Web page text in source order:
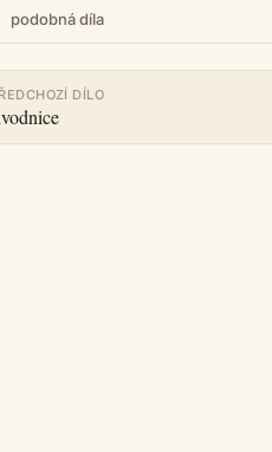
podobná díla
DÍLO